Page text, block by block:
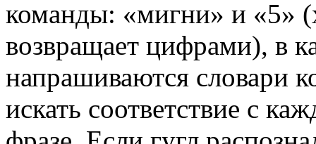
команды: «мигни» и «5»
возвращает цифрами), в
напрашиваются словари
искать соответствие с